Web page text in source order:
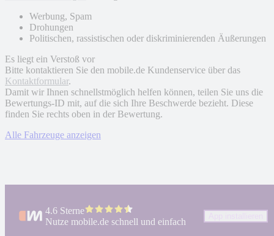
Werbung, Spam
Drohungen
Politischen, rassistischen oder diskriminierenden Äußerungen
Es liegt ein Verstoß vor
Bitte kontaktieren Sie den mobile.de Kundenservice über das
Kontaktformular.
Damit wir Ihnen schnellstmöglich helfen können, teilen Sie uns die
Bewertungs-ID mit, auf die sich Ihre Beschwerde bezieht. Diese
finden Sie rechts oben in der Bewertung.
Alle Fahrzeuge anzeigen
4.6 Sterne
Nutze mobile.de schnell und einfach